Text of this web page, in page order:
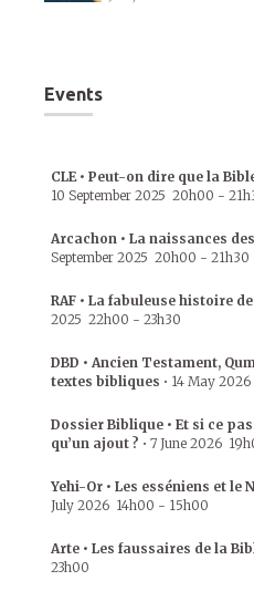
Events
CLE • Peut-on dire que la
10 September 2025 20h00 -
Arcachon • La naissances
September 2025 20h00 - 21h30
RAF • La fabuleuse histoire
2025 22h00 - 23h30
DBD • Ancien Testament,
textes bibliques • 14 May 2026
Dossier Biblique • Et si ce
qu’un ajout ? • 7 June 2026
Yehi-Or • Les esséniens et le
July 2026 14h00 - 15h00
Arte • Les faussaires de la
23h00